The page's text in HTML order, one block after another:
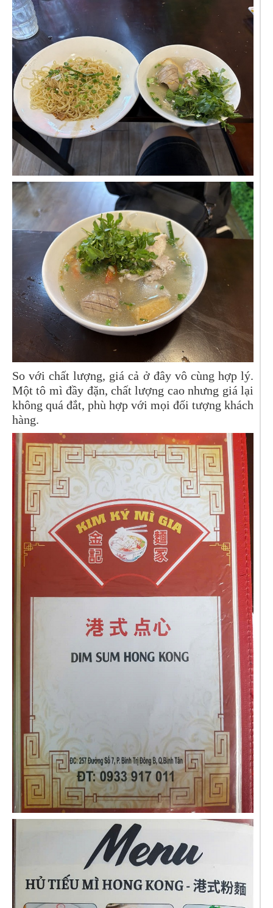
So với chất lượng, giá cả ở đây vô cùng hợp lý.
Một tô mì đầy đặn, chất lượng cao nhưng giá lại
không quá đắt, phù hợp với mọi đối tượng khách
hàng.